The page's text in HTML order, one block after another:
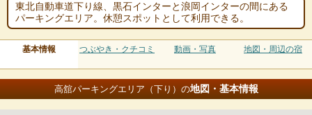
東北自動車道下り線、黒石インターと浪岡インターの間にある
パーキングエリア。休憩スポットとして利用できる。
基本情報 つぶやき・クチコミ 動画・写真 地図・周辺の宿
高舘パーキングエリア（下り）の地図・基本情報